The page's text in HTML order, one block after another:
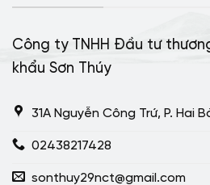
Công ty TNHH Đầu tư
khẩu Sơn Thúy
31A Nguyễn Công Trứ, P. Hai
02438217428
sonthuy29nct@gmail.com